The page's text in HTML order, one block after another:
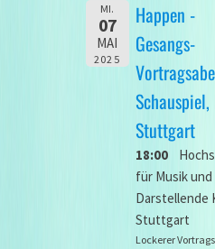
MI.
07
MAI
2025
Happen -
Gesangs-
Schauspiel,
Stuttgart
18:00
für Musik und
Darstellende
Stuttgart
Lockerer